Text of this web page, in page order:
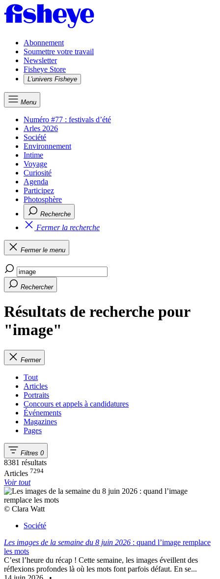
Abonnement
Soumettre votre travail
Newsletter
Fisheye Store
L'univers Fisheye
Menu
Numéro #77 : festivals d’été
Arles 2026
Société
Environnement
Intime
Voyage
Curiosité
Agenda
Participez
Photosphère
Recherche
Fermer la recherche
Fermer le menu
Rechercher
Résultats de recherche pour
"image"
Fermer
Tout
Articles
Portraits
Concours et appels à candidatures
Événements
Magazines
Pages
Filtres 0
8381 résultats
Articles 7294
Voir tout
© Clara Watt
Société
Les images de la semaine du 8 juin 2026 : quand l’image remplace
les mots
C’est l’heure du récap ! Cette semaine, les images éveillent des
réflexions profondes là où les mots font parfois défaut. En se...